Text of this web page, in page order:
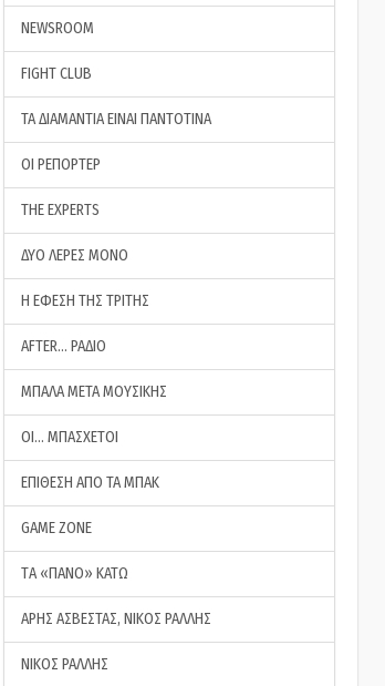
NEWSROOM
FIGHT CLUB
ΤΑ ΔΙΑΜΑΝΤΙΑ ΕΙΝΑΙ ΠΑΝΤΟΤΙΝΑ
ΟΙ ΡΕΠΟΡΤΕΡ
THE EXPERTS
ΔΥΟ ΛΕΡΕΣ ΜΟΝΟ
Η ΕΦΕΣΗ ΤΗΣ ΤΡΙΤΗΣ
AFTER… ΡΑΔΙΟ
ΜΠΑΛΑ ΜΕΤΑ ΜΟΥΣΙΚΗΣ
ΟΙ… ΜΠΑΣΧΕΤΟΙ
ΕΠΙΘΕΣΗ ΑΠΟ ΤΑ ΜΠΑΚ
GAME ZONE
ΤA «ΠΑΝΟ» ΚΑΤΩ
ΑΡΗΣ ΑΣΒΕΣΤΑΣ, ΝΙΚΟΣ ΡΑΛΛΗΣ
ΝΙΚΟΣ ΡΑΛΛΗΣ